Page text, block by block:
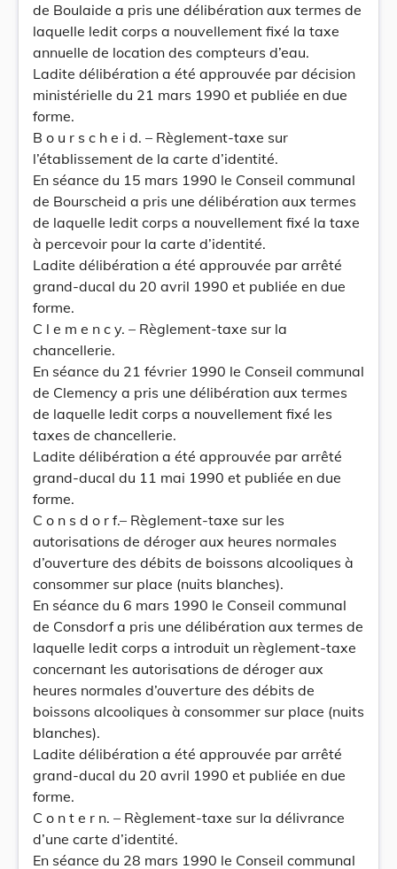
de Boulaide a pris une délibération aux termes de
laquelle ledit corps a nouvellement fixé la taxe
annuelle de location des compteurs d’eau.
Ladite délibération a été approuvée par décision
ministérielle du 21 mars 1990 et publiée en due
forme.
B o u r s c h e i d. – Règlement-taxe sur
l’établissement de la carte d’identité.
En séance du 15 mars 1990 le Conseil communal
de Bourscheid a pris une délibération aux termes
de laquelle ledit corps a nouvellement fixé la taxe
à percevoir pour la carte d’identité.
Ladite délibération a été approuvée par arrêté
grand-ducal du 20 avril 1990 et publiée en due
forme.
C l e m e n c y. – Règlement-taxe sur la
chancellerie.
En séance du 21 février 1990 le Conseil communal
de Clemency a pris une délibération aux termes
de laquelle ledit corps a nouvellement fixé les
taxes de chancellerie.
Ladite délibération a été approuvée par arrêté
grand-ducal du 11 mai 1990 et publiée en due
forme.
C o n s d o r f.– Règlement-taxe sur les
autorisations de déroger aux heures normales
d’ouverture des débits de boissons alcooliques à
consommer sur place (nuits blanches).
En séance du 6 mars 1990 le Conseil communal
de Consdorf a pris une délibération aux termes de
laquelle ledit corps a introduit un règlement-taxe
concernant les autorisations de déroger aux
heures normales d’ouverture des débits de
boissons alcooliques à consommer sur place (nuits
blanches).
Ladite délibération a été approuvée par arrêté
grand-ducal du 20 avril 1990 et publiée en due
forme.
C o n t e r n. – Règlement-taxe sur la délivrance
d’une carte d’identité.
En séance du 28 mars 1990 le Conseil communal